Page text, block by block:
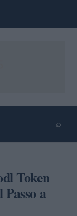
⌕
Token
a